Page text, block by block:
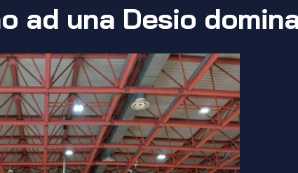
ad una Desio